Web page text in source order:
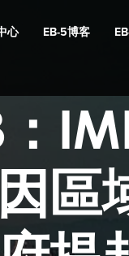
心 EB-5博客
區